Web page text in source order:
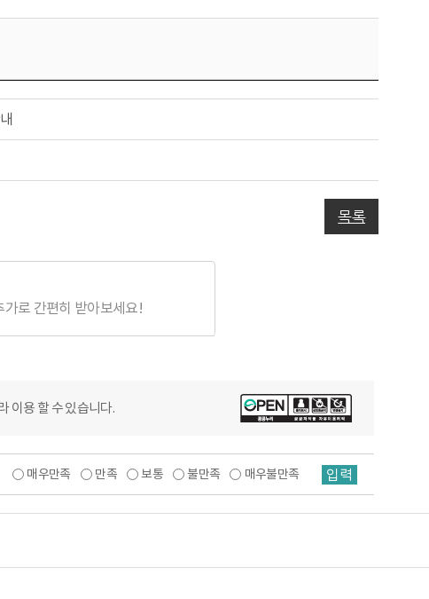
목록
가로 간편히 받아보세요!
이용 할 수 있습니다.
매우만족 만족 보통 불만족 매우불만족 입력